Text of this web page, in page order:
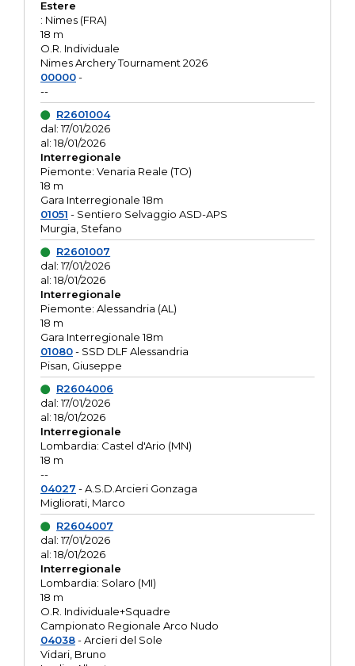
Estere
: Nimes (FRA)
18 m
O.R. Individuale
Nimes Archery Tournament 2026
00000-
--
R2601004
dal: 17/01/2026
al: 18/01/2026
Interregionale
Piemonte: Venaria Reale (TO)
18 m
Gara Interregionale 18m
01051 - Sentiero Selvaggio ASD-APS
Murgia, Stefano
R2601007
dal: 17/01/2026
al: 18/01/2026
Interregionale
Piemonte: Alessandria (AL)
18 m
Gara Interregionale 18m
01080- SSD DLF Alessandria
Pisan, Giuseppe
R2604006
dal: 17/01/2026
al: 18/01/2026
Interregionale
Lombardia: Castel d'Ario (MN)
18 m
--
04027 - A.S.D.Arcieri Gonzaga
Migliorati, Marco
R2604007
dal: 17/01/2026
al: 18/01/2026
Interregionale
Lombardia: Solaro (MI)
18 m
O.R. Individuale+Squadre
Campionato Regionale Arco Nudo
04038- Arcieri del Sole
Vidari, Bruno